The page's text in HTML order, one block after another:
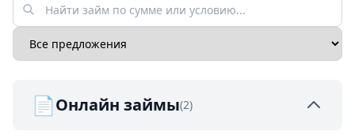
📄Онлайн займы(2)